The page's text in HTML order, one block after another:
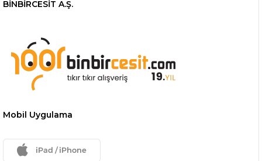
BİNBİRCESİT A.Ş.
Mobil Uygulama